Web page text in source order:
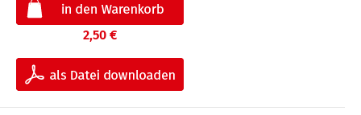
2,50 €